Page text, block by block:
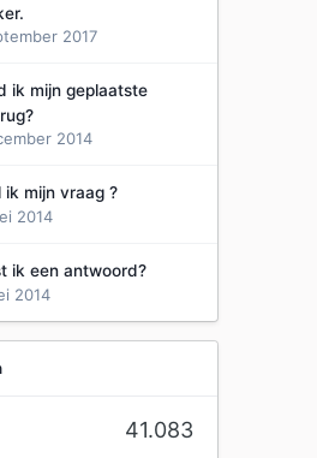
2017
ik mijn geplaatste
2014
ik mijn vraag ?
2014
ik een antwoord?
2014
41.083